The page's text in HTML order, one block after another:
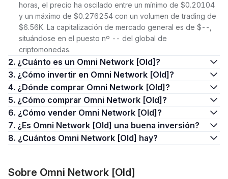
horas, el precio ha oscilado entre un mínimo de $0.20104
y un máximo de $0.276254 con un volumen de trading de
$6.56K. La capitalización de mercado general es de $--,
situándose en el puesto nº -- del global de
criptomonedas.
2. ¿Cuánto es un Omni Network [Old]?
3. ¿Cómo invertir en Omni Network [Old]?
4. ¿Dónde comprar Omni Network [Old]?
5. ¿Cómo comprar Omni Network [Old]?
6. ¿Cómo vender Omni Network [Old]?
7. ¿Es Omni Network [Old] una buena inversión?
8. ¿Cuántos Omni Network [Old] hay?
Sobre Omni Network [Old]